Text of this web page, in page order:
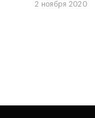
2 ноября 2020